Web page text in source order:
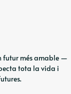
futur més amable —
tota la vida i